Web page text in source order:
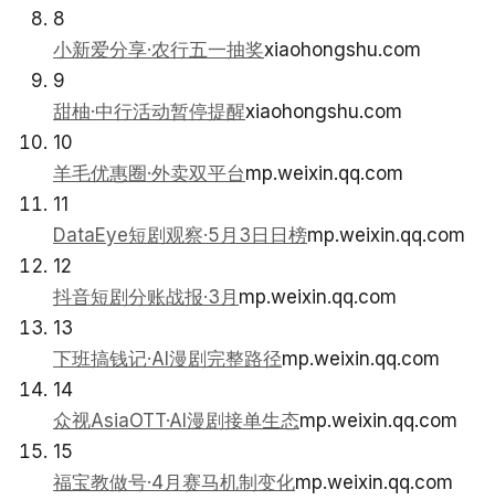
8
小新爱分享·农行五一抽奖xiaohongshu.com
9
甜柚·中行活动暂停提醒xiaohongshu.com
10
羊毛优惠圈·外卖双平台mp.weixin.qq.com
11
DataEye短剧观察·5月3日日榜mp.weixin.qq.com
12
抖音短剧分账战报·3月 mp.weixin.qq.com
13
下班搞钱记·AI漫剧完整路径mp.weixin.qq.com
14
众视AsiaOTT·AI漫剧接单生态mp.weixin.qq.com
15
福宝教做号·4月赛马机制变化mp.weixin.qq.com